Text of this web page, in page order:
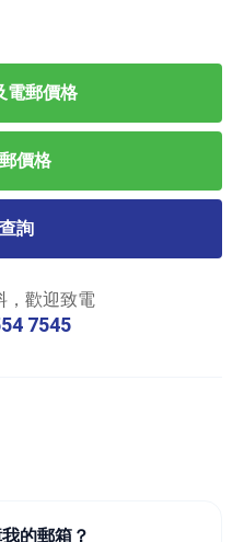
電郵價格
價格
詢
，歡迎致電
7545
的郵箱？